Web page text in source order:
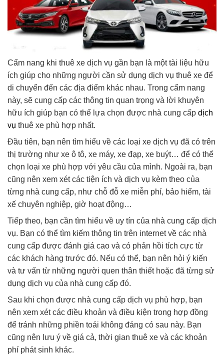
Cẩm nang khi thuê xe dịch vụ gần bạn là một tài liệu hữu
ích giúp cho những người cần sử dụng dịch vụ thuê xe để
di chuyển đến các địa điểm khác nhau. Trong cẩm nang
này, sẽ cung cấp các thông tin quan trọng và lời khuyên
hữu ích giúp bạn có thể lựa chọn được nhà cung cấp dịch
vụ thuê xe phù hợp nhất.
Đầu tiên, bạn nên tìm hiểu về các loại xe dịch vụ đã có trên
thị trường như xe ô tô, xe máy, xe đạp, xe buýt… để có thể
chọn loại xe phù hợp với yêu cầu của mình. Ngoài ra, bạn
cũng nên xem xét các tiện ích và dịch vụ kèm theo của
từng nhà cung cấp, như chỗ đỗ xe miễn phí, bảo hiểm, tài
xế chuyên nghiệp, giờ hoạt động…
Tiếp theo, bạn cần tìm hiểu về uy tín của nhà cung cấp dịch
vụ. Bạn có thể tìm kiếm thông tin trên internet về các nhà
cung cấp được đánh giá cao và có phản hồi tích cực từ
các khách hàng trước đó. Nếu có thể, bạn nên hỏi ý kiến
và tư vấn từ những người quen thân thiết hoặc đã từng sử
dụng dịch vụ của nhà cung cấp đó.
Sau khi chọn được nhà cung cấp dịch vụ phù hợp, bạn
nên xem xét các điều khoản và điều kiện trong hợp đồng
để tránh những phiền toái không đáng có sau này. Bạn
cũng nên lưu ý về giá cả, thời gian thuê xe và các khoản
phí phát sinh khác.